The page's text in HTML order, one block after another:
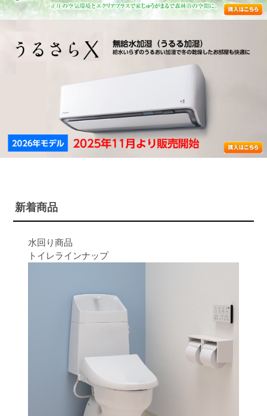
新着商品
水回り商品
トイレラインナップ